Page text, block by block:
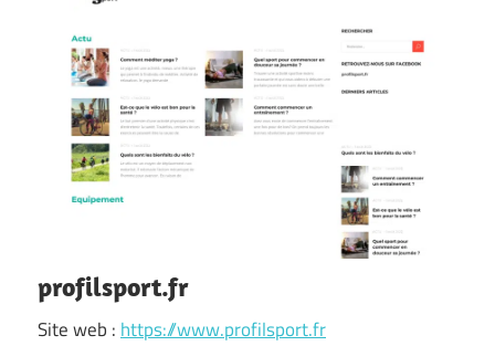
profilsport.fr
Site web : https://www.profilsport.fr